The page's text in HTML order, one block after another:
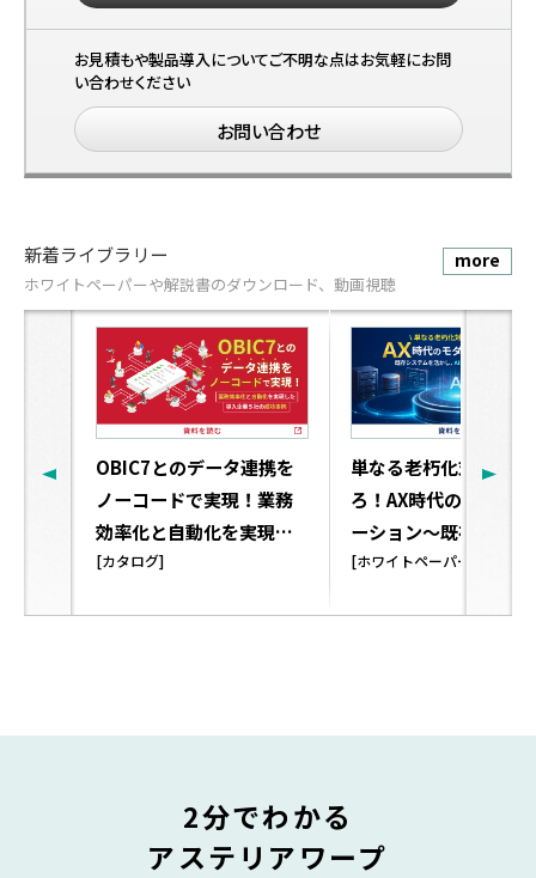
お見積もや製品導入についてご不明な点はお気軽にお問
い合わせください
お問い合わせ
新着ライブラリー
ホワイトペーパーや解説書のダウンロード、動画視聴
more
OBIC7とのデータ連携を
ノーコードで実現！業務
効率化と自動化を実現し
た導入企業5社の成功事例
[カタログ]
単なる老朽化対策を超
ろ！AX時代のモダナ
ーション～既存システ
を活かし、AI Ready
[ホワイトペーパー]
2分でわかる
アステリアワープ